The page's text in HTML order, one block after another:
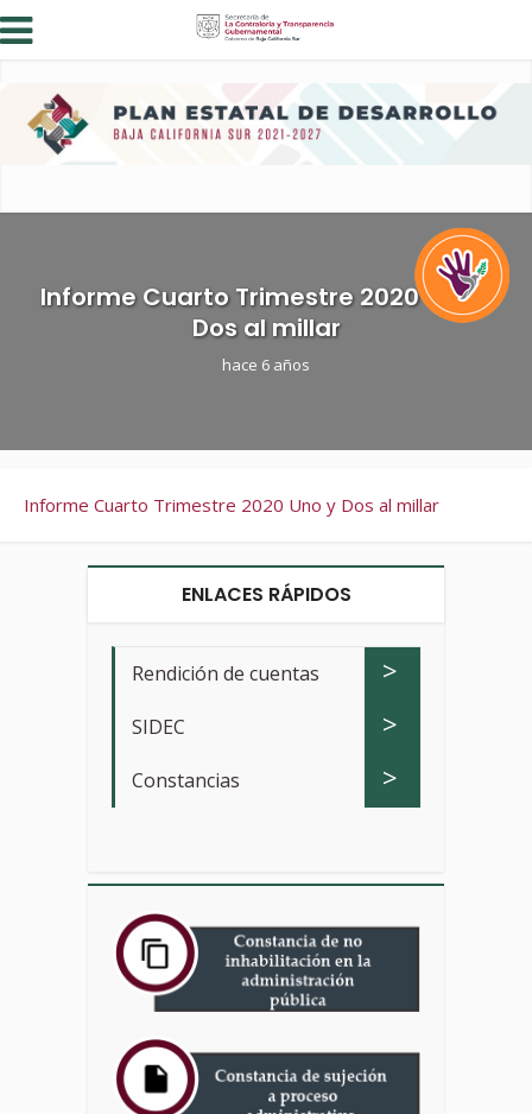
Informe Cuarto Trimestre 2020 Uno y
Dos al millar
hace 6 años
Informe Cuarto Trimestre 2020 Uno y Dos al millar
ENLACES RÁPIDOS
Rendición de cuentas >
SIDEC >
Constancias >